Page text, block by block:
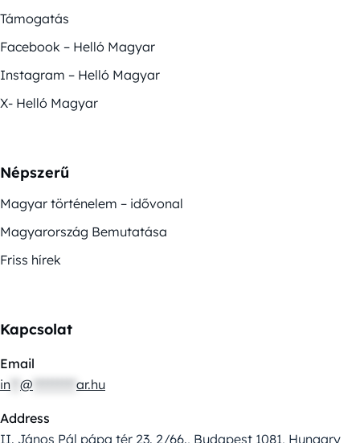
Támogatás
Facebook – Helló Magyar
Instagram – Helló Magyar
X- Helló Magyar
Népszerű
Magyar történelem – idővonal
Magyarország Bemutatása
Friss hírek
Kapcsolat
Email
in @ ar.hu
Address
II. János Pál pápa tér 23. 2/66., Budapest 1081, Hungary